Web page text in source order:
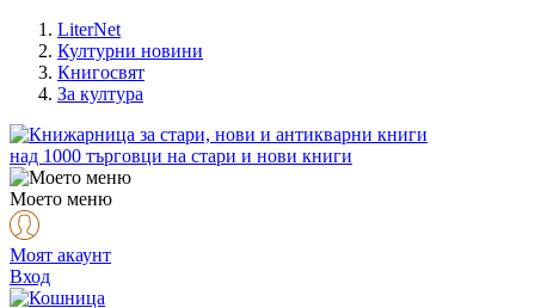
LiterNet
Културни новини
Книгосвят
За култура
над 1000 търговци на стари и нови книги
Моето меню
Моят акаунт
Вход